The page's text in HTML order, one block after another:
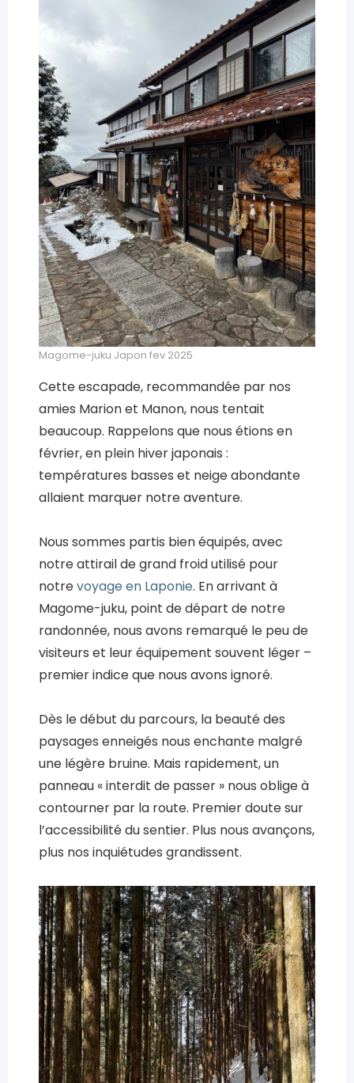
Magome-juku Japon fev 2025
Cette escapade, recommandée par nos
amies Marion et Manon, nous tentait
beaucoup. Rappelons que nous étions en
février, en plein hiver japonais :
températures basses et neige abondante
allaient marquer notre aventure.
Nous sommes partis bien équipés, avec
notre attirail de grand froid utilisé pour
notrevoyage en Laponie. En arrivant à
Magome-juku, point de départ de notre
randonnée, nous avons remarqué le peu de
visiteurs et leur équipement souvent léger –
premier indice que nous avons ignoré.
Dès le début du parcours, la beauté des
paysages enneigés nous enchante malgré
une légère bruine. Mais rapidement, un
panneau « interdit de passer » nous oblige à
contourner par la route. Premier doute sur
l’accessibilité du sentier. Plus nous avançons,
plus nos inquiétudes grandissent.